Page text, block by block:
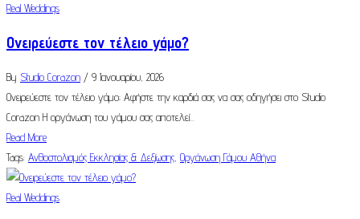
Real Weddings
Ονειρεύεστε τον τέλειο γάμο?
By Studio Corazon / 9 Ιανουαρίου, 2026
Ονειρεύεστε τον τέλειο γάμο; Αφήστε την καρδιά σας να σας οδηγήσει στο Studio
Corazon Η οργάνωση του γάμου σας αποτελεί...
Read More
Tags: Ανθοστολισμός Εκκλησίας & Δεξίωσης Οργάνωση Γάμου Αθήνα
Real Weddings